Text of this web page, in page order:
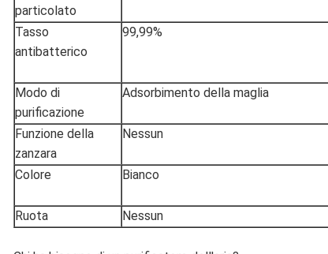
particolato
Tasso
antibatterico
99,99%
Modo di
purificazione
Adsorbimento della maglia
Funzione della
zanzara
Nessun
Colore Bianco
Ruota Nessun